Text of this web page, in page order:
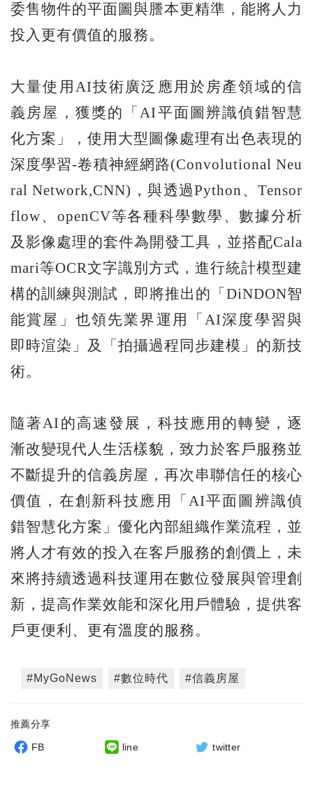
委售物件的平面圖與謄本更精準，能將人力
投入更有價值的服務。
大量使用AI技術廣泛應用於房產領域的信
義房屋，獲獎的「AI平面圖辨識偵錯智慧
化方案」，使用大型圖像處理有出色表現的
深度學習-卷積神經網路(Convolutional Neu
ral Network,CNN)，與透過Python、Tensor
flow、openCV等各種科學數學、數據分析
及影像處理的套件為開發工具，並搭配Cala
mari等OCR文字識別方式，進行統計模型建
構的訓練與測試，即將推出的「DiNDON智
能賞屋」也領先業界運用「AI深度學習與
即時渲染」及「拍攝過程同步建模」的新技
術。
隨著AI的高速發展，科技應用的轉變，逐
漸改變現代人生活樣貌，致力於客戶服務並
不斷提升的信義房屋，再次串聯信任的核心
價值，在創新科技應用「AI平面圖辨識偵
錯智慧化方案」優化內部組織作業流程，並
將人才有效的投入在客戶服務的創價上，未
來將持續透過科技運用在數位發展與管理創
新，提高作業效能和深化用戶體驗，提供客
戶更便利、更有溫度的服務。
#MyGoNews #數位時代 #信義房屋
推薦分享
FB line twitter